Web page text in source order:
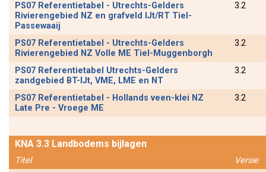
PS07 Referentietabel - Utrechts-Gelders
Rivierengebied NZ en grafveld IJt/RT Tiel-
Passewaaij
3.2
PS07 Referentietabel - Utrechts-Gelders
Rivierengebied NZ Volle ME Tiel-Muggenborgh
3.2
PS07 Referentietabel Utrechts-Gelders
zandgebied BT-IJt, VME, LME en NT
3.2
PS07 Referentietabel - Hollands veen-klei NZ
Late Pre - Vroege ME
3.2
KNA 3.3 Landbodems bijlagen
Titel
Versie